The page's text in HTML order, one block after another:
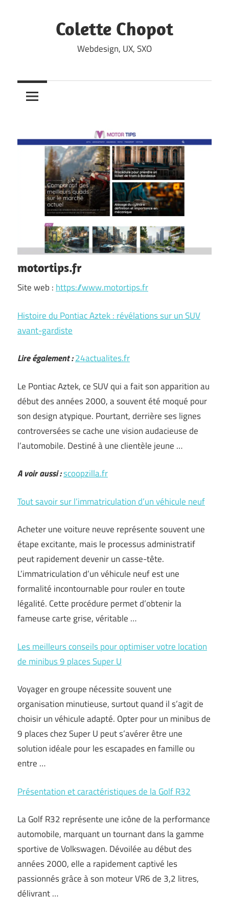
Colette Chopot
Webdesign, UX, SXO
motortips.fr
Site web : https://www.motortips.fr
Histoire du Pontiac Aztek : révélations sur un SUV
avant-gardiste
Lire également :24actualites.fr
Le Pontiac Aztek, ce SUV qui a fait son apparition au
début des années 2000, a souvent été moqué pour
son design atypique. Pourtant, derrière ses lignes
controversées se cache une vision audacieuse de
l’automobile. Destiné à une clientèle jeune …
A voir aussi :scoopzilla.fr
Tout savoir sur l’immatriculation d’un véhicule neuf
Acheter une voiture neuve représente souvent une
étape excitante, mais le processus administratif
peut rapidement devenir un casse-tête.
L’immatriculation d’un véhicule neuf est une
formalité incontournable pour rouler en toute
légalité. Cette procédure permet d’obtenir la
fameuse carte grise, véritable …
Les meilleurs conseils pour optimiser votre location
de minibus 9 places Super U
Voyager en groupe nécessite souvent une
organisation minutieuse, surtout quand il s’agit de
choisir un véhicule adapté. Opter pour un minibus de
9 places chez Super U peut s’avérer être une
solution idéale pour les escapades en famille ou
entre …
Présentation et caractéristiques de la Golf R32
La Golf R32 représente une icône de la performance
automobile, marquant un tournant dans la gamme
sportive de Volkswagen. Dévoilée au début des
années 2000, elle a rapidement captivé les
passionnés grâce à son moteur VR6 de 3,2 litres,
délivrant …